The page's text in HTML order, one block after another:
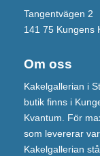
Tangentvägen 2
141 75 Kungens
Om oss
Kakelgallerian i
butik finns i
Kvantum. För
som levererar
Kakelgallerian